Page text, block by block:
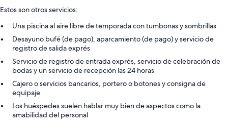
Estos son otros servicios:
Una piscina al aire libre de temporada con tumbonas y sombrillas
Desayuno bufé (de pago), aparcamiento (de pago) y servicio de
registro de salida exprés
Servicio de registro de entrada exprés, servicio de celebración de
bodas y un servicio de recepción las 24 horas
Cajero o servicios bancarios, portero o botones y consigna de
equipaje
Los huéspedes suelen hablar muy bien de aspectos como la
amabilidad del personal